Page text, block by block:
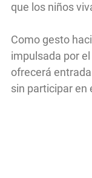
que los niños
Como gesto
impulsada por
ofrecerá
sin participar en